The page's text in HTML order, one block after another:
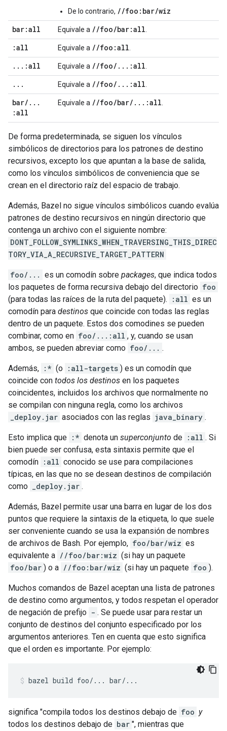
De lo contrario, //foo:bar/wiz
bar:all
Equivale a //foo/bar:all
:all Equivale a //foo:all
. . . :all Equivale a //foo/ . . . :all
. . . Equivale a //foo/ . . . :all
bar/ . . .
:all
Equivale a //foo/bar/ . . . :all
De forma predeterminada, se siguen los vínculos
simbólicos de directorios para los patrones de destino
recursivos, excepto los que apuntan a la base de salida,
como los vínculos simbólicos de conveniencia que se
crean en el directorio raíz del espacio de trabajo.
Además, Bazel no sigue vínculos simbólicos cuando evalúa
patrones de destino recursivos en ningún directorio que
contenga un archivo con el siguiente nombre:
DONT_FOLLOW_SYMLINKS_WHEN_TRAVERSING_THIS_DIREC
TORY_VIA_A_RECURSIVE_TARGET_PATTERN
foo/... es un comodín sobre packages, que indica todos
los paquetes de forma recursiva debajo del directorio foo
(para todas las raíces de la ruta del paquete).
:all es un
comodín para destinos que coincide con todas las reglas
dentro de un paquete. Estos dos comodines se pueden
combinar, como en foo/...:all , y, cuando se usan
ambos, se pueden abreviar como foo/... .
Además, :* (o :all-targets ) es un comodín que
coincide con todos los destinos en los paquetes
coincidentes, incluidos los archivos que normalmente no
se compilan con ninguna regla, como los archivos
_deploy.jar asociados con las reglas java_binary .
Esto implica que :* denota un superconjunto de :all . Si
bien puede ser confusa, esta sintaxis permite que el
comodín :all conocido se use para compilaciones
típicas, en las que no se desean destinos de compilación
como
_deploy.jar .
Además, Bazel permite usar una barra en lugar de los dos
puntos que requiere la sintaxis de la etiqueta, lo que suele
ser conveniente cuando se usa la expansión de nombres
de archivos de Bash. Por ejemplo, foo/bar/wiz es
equivalente a //foo/bar:wiz (si hay un paquete
foo/bar ) o a //foo:bar/wiz (si hay un paquete foo ).
Muchos comandos de Bazel aceptan una lista de patrones
de destino como argumentos, y todos respetan el operador
de negación de prefijo - . Se puede usar para restar un
conjunto de destinos del conjunto especificado por los
argumentos anteriores. Ten en cuenta que esto significa
que el orden es importante. Por ejemplo:
bazel build foo/... bar/...
significa "compila todos los destinos debajo de foo y
todos los destinos debajo de bar ", mientras que